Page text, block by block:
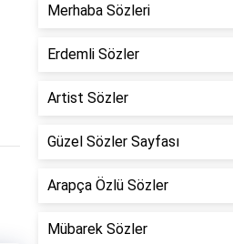
Merhaba Sözleri
Erdemli Sözler
Artist Sözler
Güzel Sözler Sayfası
Arapça Özlü Sözler
Mübarek Sözler